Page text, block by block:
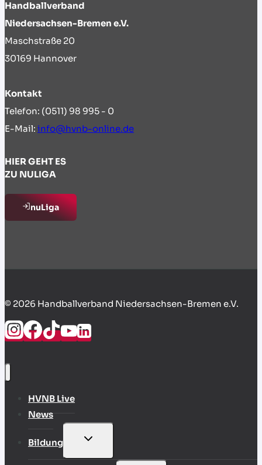
Handballverband
Niedersachsen-Bremen e.V.
Maschstraße 20
30169 Hannover
Kontakt
Telefon: (0511) 98 995 - 0
E-Mail: info@hvnb-online.de
HIER GEHT ES
ZU NULIGA
nuLiga
© 2026 Handballverband Niedersachsen-Bremen e.V.
HVNB Live
News
Bildung
UNTERMENÜ